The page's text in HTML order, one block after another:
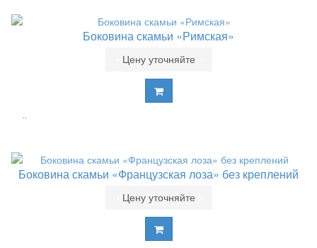
Боковина скамьи «Римская»
Цену уточняйте
..
Боковина скамьи «Французская лоза» без креплений
Цену уточняйте